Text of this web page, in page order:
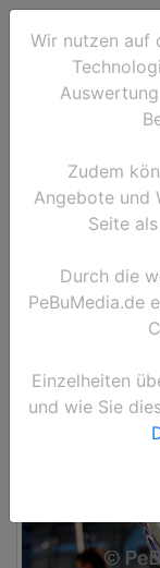
Wir nutzen auf
Zudem
Angebote und
Seite
Durch die
PeBuMedia.de
Einzelheiten
und wie Sie